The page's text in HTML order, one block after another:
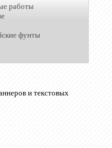
работы
фунты
и текстовых